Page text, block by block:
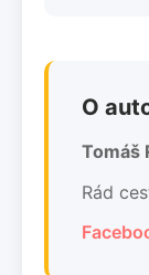
O
Tomáš
Rád